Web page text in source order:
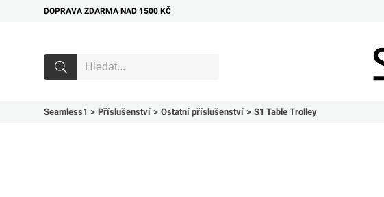
DOPRAVA ZDARMA NAD 1500 KČ
Seamless1 Příslušenství Ostatní příslušenství S1 Table Trolley